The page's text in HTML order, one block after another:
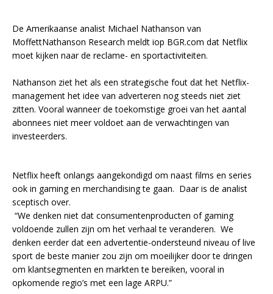
De Amerikaanse analist Michael Nathanson van
MoffettNathanson Research meldt iop BGR.com dat Netflix
moet kijken naar de reclame- en sportactiviteiten.
Nathanson ziet het als een strategische fout dat het Netflix-
management het idee van adverteren nog steeds niet ziet
zitten. Vooral wanneer de toekomstige groei van het aantal
abonnees niet meer voldoet aan de verwachtingen van
investeerders.
Netflix heeft onlangs aangekondigd om naast films en series
ook in gaming en merchandising te gaan. Daar is de analist
sceptisch over.
“We denken niet dat consumentenproducten of gaming
voldoende zullen zijn om het verhaal te veranderen. We
denken eerder dat een advertentie-ondersteund niveau of live
sport de beste manier zou zijn om moeilijker door te dringen
om klantsegmenten en markten te bereiken, vooral in
opkomende regio’s met een lage ARPU.”